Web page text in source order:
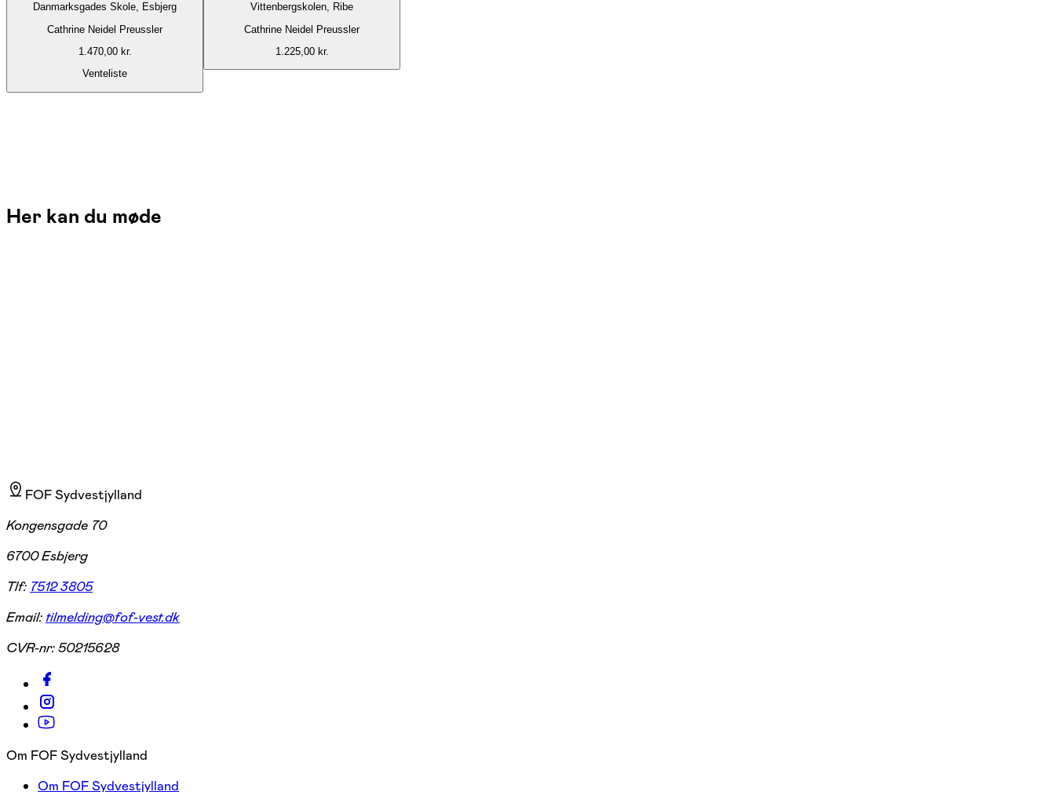
Danmarksgades Skole, Esbjerg
Cathrine Neidel Preussler
1.470,00 kr.
Venteliste
Vittenbergskolen, Ribe
Cathrine Neidel Preussler
1.225,00 kr.
Her kan du møde
FOF Sydvestjylland
Kongensgade 70
6700 Esbjerg
Tlf: 7512 3805
Email:tilmelding@fof-vest.dk
CVR-nr:50215628
Om FOF Sydvestjylland
Om FOF Sydvestjylland